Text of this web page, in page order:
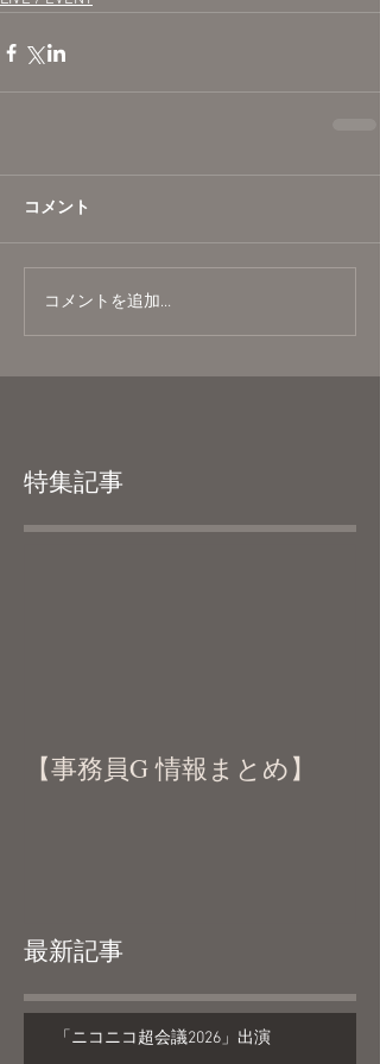
コメント
コメントを追加…
特集記事
【事務員G 情報まとめ】
最新記事
「ニコニコ超会議2026」出演